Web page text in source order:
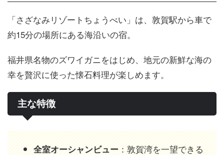
「さざなみリゾートちょうべい」は、敦賀駅から車で
約15分の場所にある海沿いの宿。
福井県名物のズワイガニをはじめ、地元の新鮮な海の
幸を贅沢に使った懐石料理が楽しめます。
主な特徴
全室オーシャンビュー：敦賀湾を一望できる